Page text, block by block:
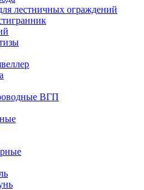
лестничных ограждений
ВГП